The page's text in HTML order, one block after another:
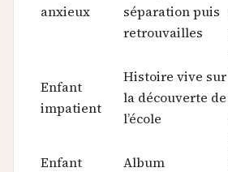
anxieux
séparation puis
retrouvailles
Enfant
impatient
Histoire vive sur
la découverte de
l’école
Enfant
Album